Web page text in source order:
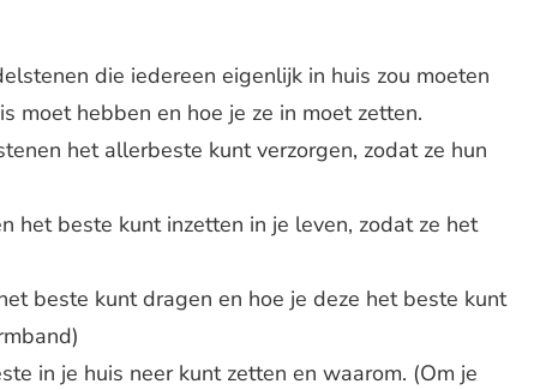
die iedereen eigenlijk in huis zou moeten
moet hebben en hoe je ze in moet zetten.
het allerbeste kunt verzorgen, zodat ze hun
het beste kunt inzetten in je leven, zodat ze het
beste kunt dragen en hoe je deze het beste kunt
in je huis neer kunt zetten en waarom. (Om je